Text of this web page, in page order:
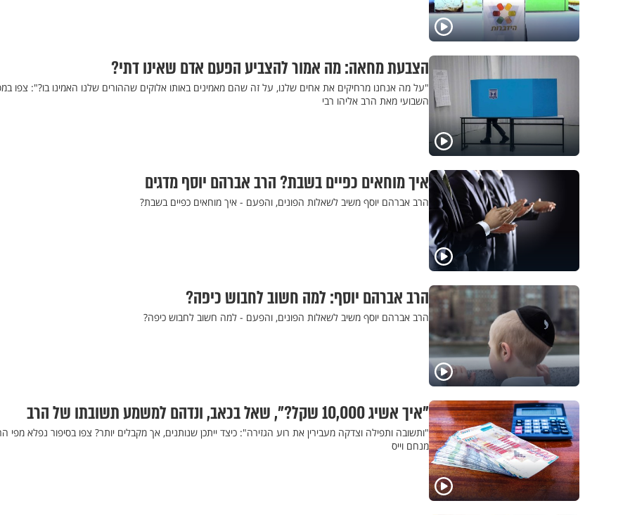
הצבעת מחאה: מה אמור להצביע הפעם אדם שאינו דתי?
"על מה אנחנו מרחיקים את אחים שלנו, על זה שהם מאמינים באותו אלוקים שההורים שלנו האמינו בו?": צפו
השבועי מאת הרב אליהו רבי
איך מוחאים כפיים בשבת? הרב אברהם יוסף מדגים
הרב אברהם יוסף משיב לשאלות הפונים, והפעם - איך מוחאים כפיים בשבת?
הרב אברהם יוסף: למה חשוב לחבוש כיפה?
הרב אברהם יוסף משיב לשאלות הפונים, והפעם - למה חשוב לחבוש כיפה?
"איך אשיג 10,000 שקל?", שאל בכאב, ונדהם למשמע תשובתו של הרב
"ותשובה ותפילה וצדקה מעבירין את רוע הגזירה": כיצד ייתכן שנותנים, אך מקבלים יותר? צפו בסיפור נפלא מפי
מנחם וייס